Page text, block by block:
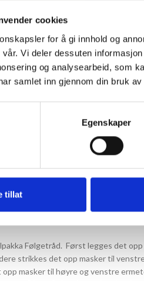
cookies
for å gi innhold og
Vi deler dessuten
og analysearbeid, som
samlet inn gjennom din bruk
Egenskaper
tillat
BESKRIVELSE
og Alpakka Følgetråd fra Sandnes
Følgetråd. Først legges det
strikkes det opp masker til
masker til høyre og venstre